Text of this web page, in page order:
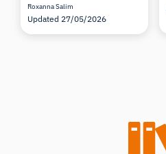
Roxanna Salim
Updated 27/05/2026